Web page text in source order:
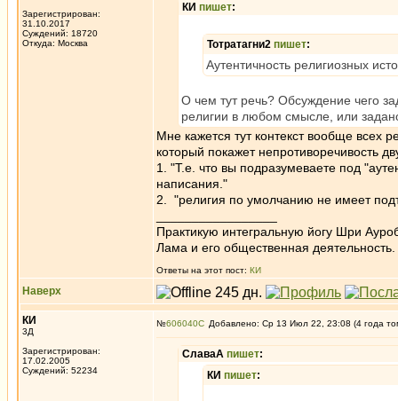
Зарегистрирован:
31.10.2017
Суждений: 18720
Откуда: Москва
КИ пишет:
Тотратагни2 пишет:
Аутентичность религиозных
О чем тут речь? Обсуждение чего
религии в любом смысле, или
Мне кажется тут контекст вообще всех
который покажет непротиворечивость
1. "Т.е. что вы подразумеваете под
написания."
2. "религия по умолчанию не имеет
Практикую интегральную йогу Шри
Лама и его общественная деятельность.
Ответы на этот пост: КИ
Наверх
КИ
3Д
Зарегистрирован:
17.02.2005
Суждений: 52234
№606040 Добавлено: Ср 13 Июл 22, 23:08 (4 года
СлаваА пишет:
КИ пишет: